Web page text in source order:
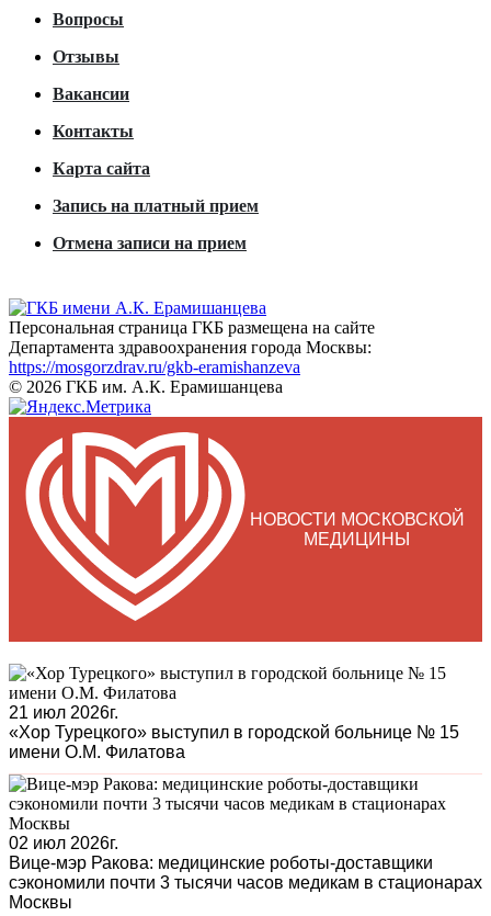
Вопросы
Отзывы
Вакансии
Контакты
Карта сайта
Запись на платный прием
Отмена записи на прием
Персональная страница ГКБ размещена на сайте
Департамента здравоохранения города Москвы:
https://mosgorzdrav.ru/gkb-eramishanzeva
© 2026 ГКБ им. А.К. Ерамишанцева
НОВОСТИ МОСКОВСКОЙ
МЕДИЦИНЫ
21 июл 2026г.
«Хор Турецкого» выступил в городской больнице № 15
имени О.М. Филатова
02 июл 2026г.
Вице-мэр Ракова: медицинские роботы-доставщики
сэкономили почти 3 тысячи часов медикам в стационарах
Москвы